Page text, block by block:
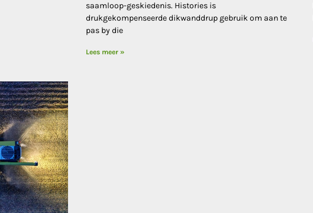
saamloop-geskiedenis. Histories is
drukgekompenseerde dikwanddrup gebruik om aan te
pas by die
Lees meer »